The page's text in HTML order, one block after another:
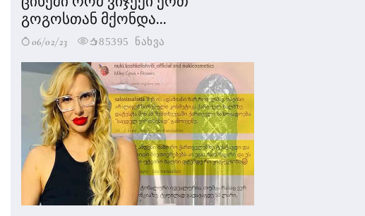
გოგოსთან მქონდა...
06/02/23 85395 ნახვა